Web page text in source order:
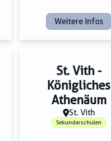
Weitere Infos
St. Vith -
Königliches
Athenäum
St. Vith
Sekundarschulen